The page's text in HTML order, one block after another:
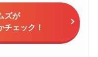
ズが
チェック！